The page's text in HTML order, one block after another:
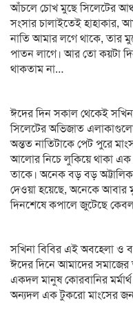
আঁচলে চোখ মুছে সিলেটের
সংসার চালাইতেই হাহাকার,
নাতি আমার লগে থাকে, তার
পাতন লাগে। আর তো কয়টা
থাকতাম না…
ঈদের দিন সকাল থেকেই
সিলেটের অভিজাত
অন্তত নাতিটাকে পেট পুরে
আলোর নিচে লুকিয়ে থাকা এক
তাকে। অনেক বড় বড়
দেওয়া হয়েছে, অনেকে আবার
দিনশেষে কপালে জুটেছে
সখিনা বিবির এই অবহেলা ও
ঈদের দিনে আমাদের সমাজের
একদল মানুষ কোরবানির
অন্যদল এক টুকরো মাংসের